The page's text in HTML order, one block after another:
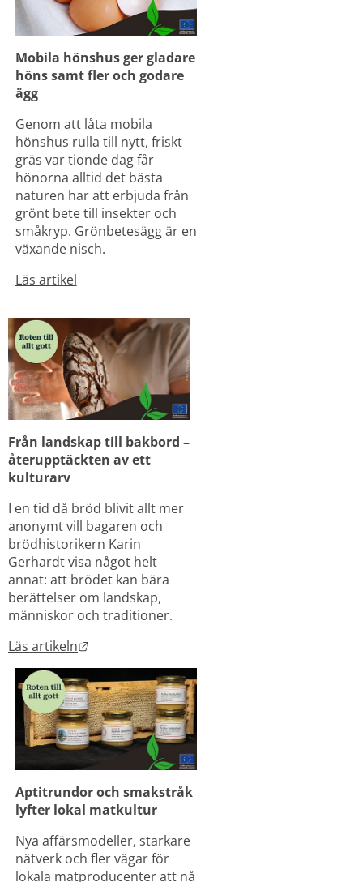
Mobila hönshus ger gladare
höns samt fler och godare
ägg
Genom att låta mobila
hönshus rulla till nytt, friskt
gräs var tionde dag får
hönorna alltid det bästa
naturen har att erbjuda från
grönt bete till insekter och
småkryp. Grönbetesägg är en
växande nisch.
Läs artikel
Från landskap till bakbord –
återupptäckten av ett
kulturarv
I en tid då bröd blivit allt mer
anonymt vill bagaren och
brödhistorikern Karin
Gerhardt visa något helt
annat: att brödet kan bära
berättelser om landskap,
människor och traditioner.
Läs artikeln
Aptitrundor och smakstråk
lyfter lokal matkultur
Nya affärsmodeller, starkare
nätverk och fler vägar för
lokala matproducenter att nå